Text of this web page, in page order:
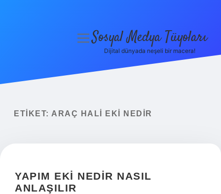
Yasal Uyarı
menüyüSosyal Medya Tüyoları
Dijital dünyada neşeli bir macera!
ETIKET: ARAÇ HALI EKI NEDIR
YAPIM EKI NEDIR NASIL
ANLAŞILIR